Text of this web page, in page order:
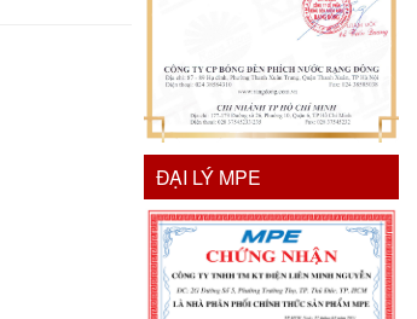
ĐẠI LÝ MPE